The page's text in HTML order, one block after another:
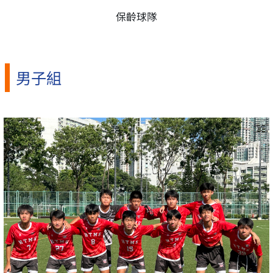
保齡球隊
男子組